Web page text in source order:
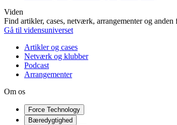
Viden
Find artikler, cases, netværk, arrangementer og
Gå til vidensuniverset
Artikler og cases
Netværk og klubber
Podcast
Arrangementer
Om os
Force Technology
Bæredygtighed